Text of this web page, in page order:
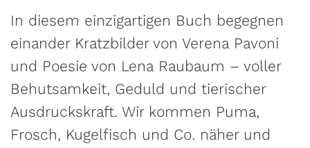
In diesem einzigartigen Buch begegnen
einander Kratzbilder von Verena Pavoni
und Poesie von Lena Raubaum – voller
Behutsamkeit, Geduld und tierischer
Ausdruckskraft. Wir kommen Puma,
Frosch, Kugelfisch und Co. näher und